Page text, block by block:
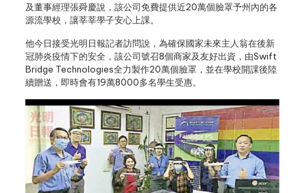
及董事經理張舜慶說，該公司免費提供近20萬個臉罩予州內的各
源流學校，讓莘莘學子安心上課。
他今日接受光明日報記者訪問說，為確保國家未來主人翁在後新
冠肺炎疫情下的安全，該公司號召8個商家及友好出資，由Swift
Bridge Technologies全力製作20萬個臉罩，並在學校開課後陸
續贈送，即時會有19萬8000多名學生受惠。